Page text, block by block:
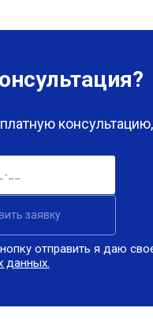
заявку
отправить я даю
данных.